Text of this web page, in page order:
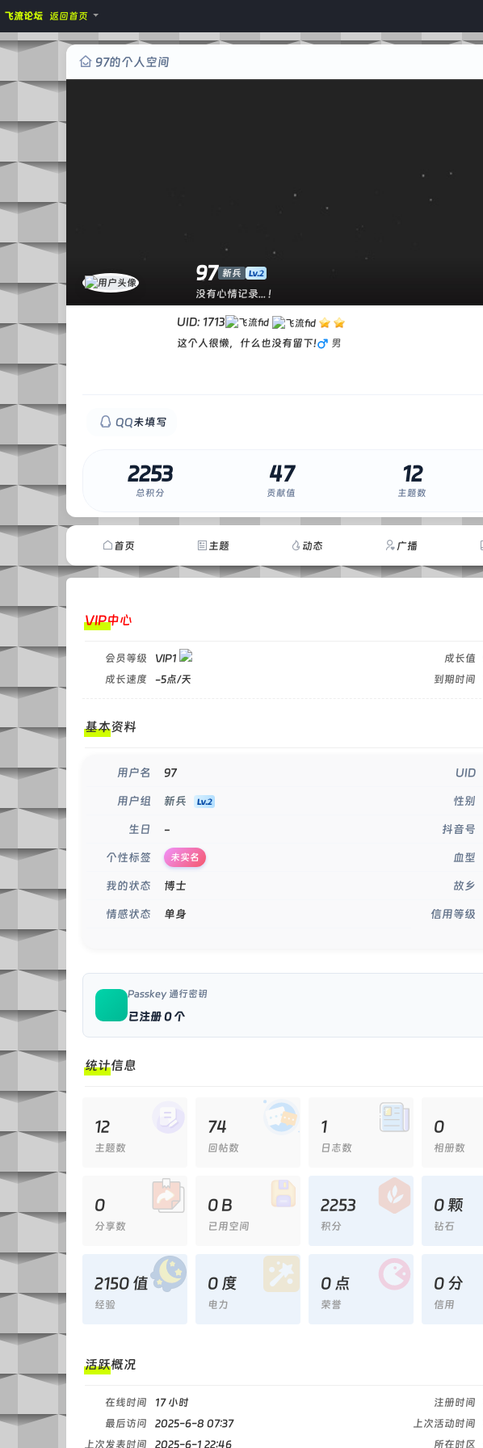
飞流论坛 返回首页
97的个人空间
97 新兵
没有心情记录... !
UID: 1713
这个人很懒，什么也没有留下! 男
QQ未填写
2253
总积分
47
贡献值
12
主题数
首页 主题 动态 广播
VIP中心
会员等级 VIP1 成长值
成长速度
-5点/天 到期时间
基本资料
用户名 97 UID
用户组 新兵 性别
生日 - 抖音号
个性标签 未实名 血型
我的状态 博士 故乡
情感状态 单身 信用等级
Passkey 通行密钥
已注册 0 个
统计信息
12
主题数
74
回帖数
1
日志数
0
相册数
0
分享数
0 B
已用空间
2253
积分
0 颗
钻石
2150 值
经验
0 度
电力
0 点
荣誉
0 分
信用
活跃概况
在线时间 17 小时 注册时间
最后访问
2025-6-8 07:37 上次活动时间
上次发表时间
2025-6-1 22:46 所在时区